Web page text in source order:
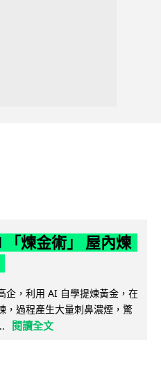
「煉金術」 屋內煉
企，利用 AI 自學提煉黃金，在
，過程產生大量刺鼻濃煙，驚
閱讀全文